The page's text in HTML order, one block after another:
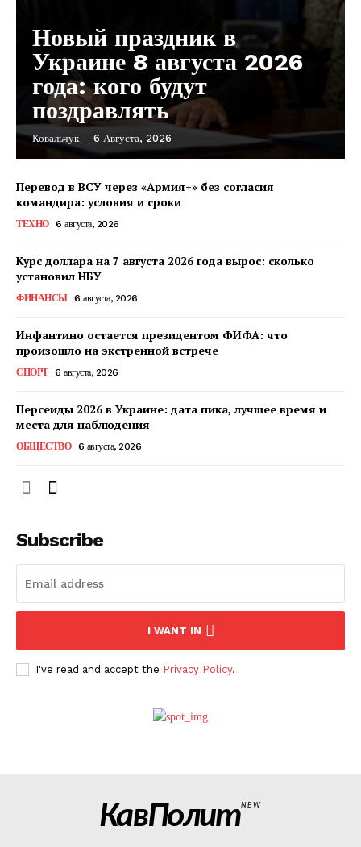
Новый праздник в
Украине 8 августа 2026
года: кого будут
поздравлять
Ковальчук - 6 Августа, 2026
Перевод в ВСУ через «Армия+» без согласия
командира: условия и сроки
ТЕХНО 6 августа, 2026
Курс доллара на 7 августа 2026 года вырос: сколько
установил НБУ
ФИНАНСЫ 6 августа, 2026
Инфантино остается президентом ФИФА: что
произошло на экстренной встрече
СПОРТ 6 августа, 2026
Персеиды 2026 в Украине: дата пика, лучшее время и
места для наблюдения
ОБЩЕСТВО 6 августа, 2026
Subscribe
I WANT IN
I've read and accept the Privacy Policy.
КавПолитNEW